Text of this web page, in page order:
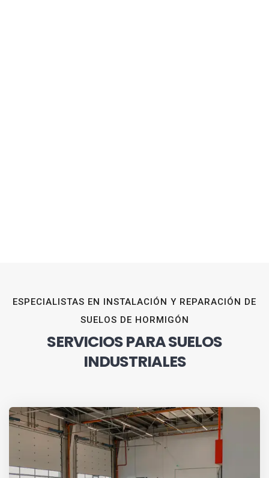
ESPECIALISTAS EN INSTALACIÓN Y REPARACIÓN DE
SUELOS DE HORMIGÓN
SERVICIOS PARA SUELOS
INDUSTRIALES